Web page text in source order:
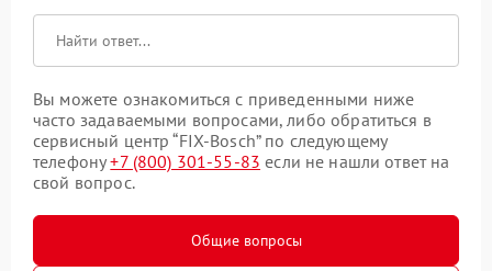
Вы можете ознакомиться с приведенными ниже
часто задаваемыми вопросами, либо обратиться в
сервисный центр “FIX-Bosch” по следующему
телефону+7 (800) 301-55-83 если не нашли ответ на
свой вопрос.
Общие вопросы